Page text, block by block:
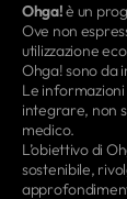
Ohga!è un
Ove non
utilizzazione
Ohga! sono da
Le
integrare, non
medico.
L’obiettivo di
sostenibile,